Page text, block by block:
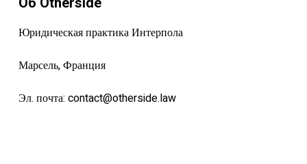
Юридическая практика Интерпола
Марсель, Франция
Эл. почта: contact@otherside.law